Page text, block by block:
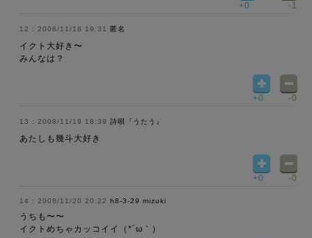
+0 -1
2008/11/18 19:31 匿名
イクト大好き〜
みんなは？
+0 -0
2008/11/19 18:39 詩唄『うたう』
あたしも幾斗大好き
+0 -0
2008/11/20 20:22 h8-3-29 mizuki
うちも〜〜
イクトめちゃカッコイイ（*´ω｀）